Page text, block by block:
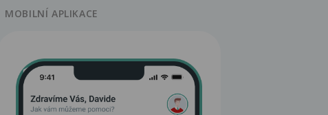
MOBILNÍ APLIKACE